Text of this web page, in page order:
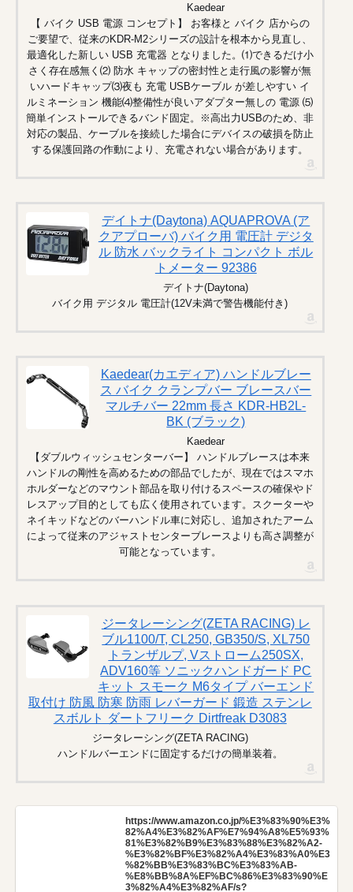
Kaedear
【 バイク USB 電源 コンセプト】 お客様と バイク 店からの
ご要望で、従来のKDR-M2シリーズの設計を根本から見直し、
最適化した新しい USB 充電器 となりました。⑴できるだけ小
さく存在感無く⑵ 防水 キャップの密封性と走行風の影響が無
いハードキャップ⑶夜も 充電 USBケーブル が差しやすい イ
ルミネーション 機能⑷整備性が良いアダプター無しの 電源 ⑸
簡単インストールできるバンド固定。※高出力USBのため、非
対応の製品、ケーブルを接続した場合にデバイスの破損を防止
する保護回路の作動により、充電されない場合があります。
デイトナ(Daytona) AQUAPROVA (ア
クアプローバ) バイク用 電圧計 デジタ
ル 防水 バックライト コンパクト ボル
トメーター 92386
デイトナ(Daytona)
バイク用 デジタル 電圧計(12V未満で警告機能付き)
Kaedear(カエディア) ハンドルブレー
ス バイク クランプバー ブレースバー
マルチバー 22mm 長さ KDR-HB2L-
BK (ブラック)
Kaedear
【ダブルウィッシュセンターバー】 ハンドルブレースは本来
ハンドルの剛性を高めるための部品でしたが、現在ではスマホ
ホルダーなどのマウント部品を取り付けるスペースの確保やド
レスアップ目的としても広く使用されています。スクーターや
ネイキッドなどのバーハンドル車に対応し、追加されたアーム
によって従来のアジャストセンターブレースよりも高さ調整が
可能となっています。
ジータレーシング(ZETA RACING) レ
ブル1100/T, CL250, GB350/S, XL750
トランザルプ, Vストローム250SX,
ADV160等 ソニックハンドガード PC
キット スモーク M6タイプ バーエンド
取付け 防風 防寒 防雨 レバーガード 鍛造 ステンレ
スボルト ダートフリーク Dirtfreak D3083
ジータレーシング(ZETA RACING)
ハンドルバーエンドに固定するだけの簡単装着。
https://www.amazon.co.jp/%E3%83%90%E3%
82%A4%E3%82%AF%E7%94%A8%E5%93%
81%E3%82%B9%E3%83%88%E3%82%A2-
%E3%82%BF%E3%82%A4%E3%83%A0%E3
%82%BB%E3%83%BC%E3%83%AB-
%E8%BB%8A%EF%BC%86%E3%83%90%E
3%82%A4%E3%82%AF/s?